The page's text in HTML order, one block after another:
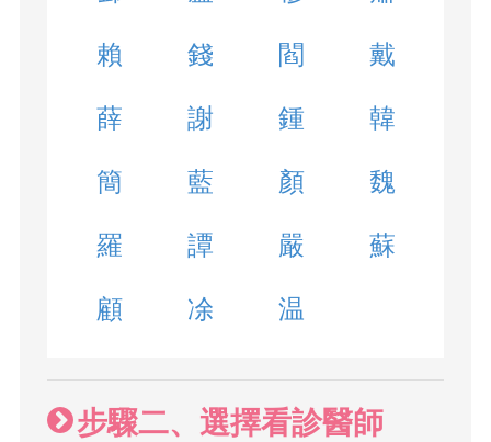
賴 錢 閻 戴
薛 謝 鍾 韓
簡 藍 顏 魏
羅 譚 嚴 蘇
顧 凃 温
步驟二、選擇看診醫師